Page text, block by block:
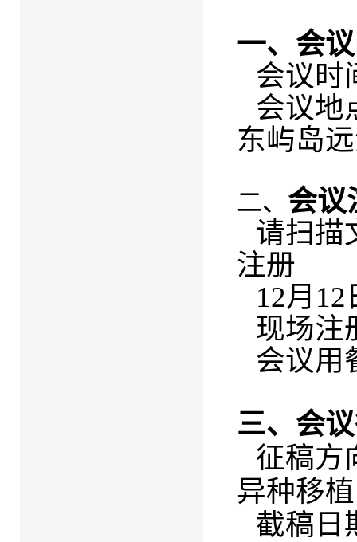
一、会
会议时
会议地
东屿岛
二、 会议
请扫描
注册
12月
现场注
会议用
三、会
征稿方
异种移植
截稿日